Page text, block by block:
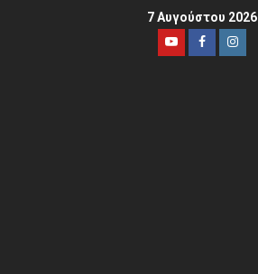
7 Αυγούστου 2026